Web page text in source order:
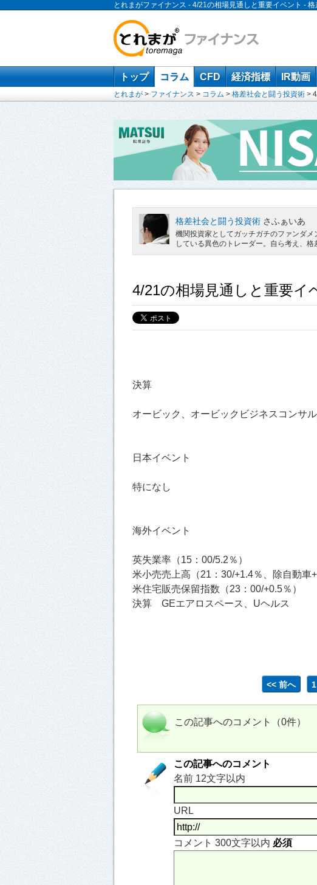
とれまがファイナンス - 4/21の相場見通しと重要イベント -
トップ コラム CFD 経済指標 IR動画
とれまが > ファイナンス > コラム > 格差社会と闘う投資術 >
格差社会と闘う投資術 さふぁいあ
機関投資家としてガッチガチのファンダ
している異色のトレーダー。自ら考え、格
4/21の相場見通しと重要イ
決算
オービック、オービックビジネスコンサ
日本イベント
特になし
海外イベント
英失業率（15：00/5.2％）
米小売売上高（21：30/+1.4％、除自動車
米住宅販売保留指数（23：00/+0.5％）
決算 GEエアロスペース、Uヘルス
<< 前へ 1
この記事へのコメント（0件）
この記事へのコメント
名前 12文字以内
URL
コメント 300文字以内 必須